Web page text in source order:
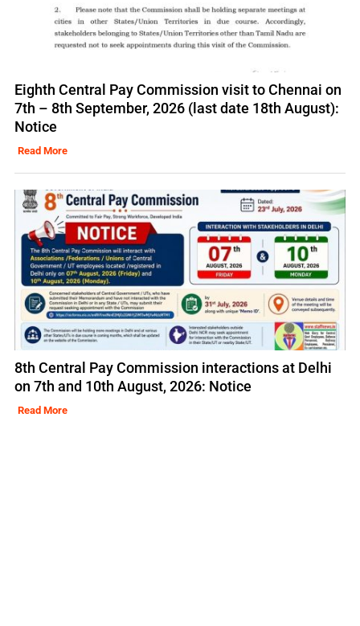
Eighth Central Pay Commission visit to Chennai on
7th – 8th September, 2026 (last date 18th August):
Notice
Read More
8th Central Pay Commission interactions at Delhi
on 7th and 10th August, 2026: Notice
Read More